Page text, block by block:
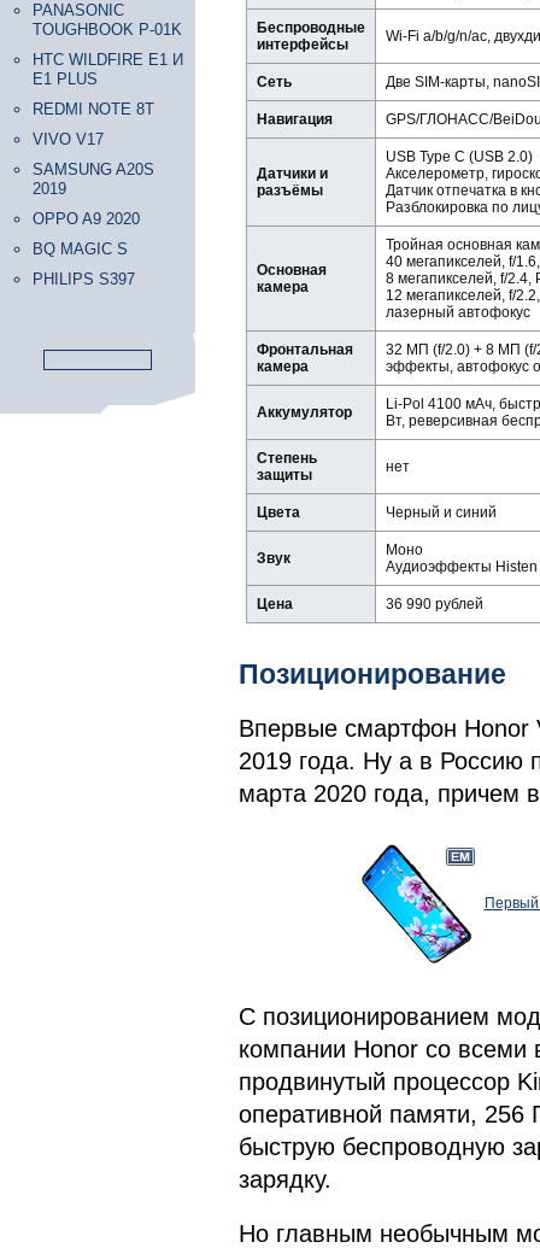
PANASONIC
TOUGHBOOK P-01K
HTC WILDFIRE E1 И
E1 PLUS
REDMI NOTE 8T
VIVO V17
SAMSUNG A20S
2019
OPPO A9 2020
BQ MAGIC S
PHILIPS S397
Беспроводные
интерфейсы
Wi-Fi a/b/g/n/ac,
Сеть Две SIM-карты,
Навигация GPS/ГЛОНАСС/
Датчики и
разъёмы
USB Type C (USB 2.0)
Акселерометр,
Датчик отпечатка в
Разблокировка по
Основная
камера
Тройная основная
40 мегапикселей, f/
8 мегапикселей, f/2.4,
12 мегапикселей, f/
лазерный автофокус
Фронтальная
камера
32 МП (f/2.0) + 8 МП (f/
эффекты, автофокус
Аккумулятор
Li-Pol 4100 мАч,
Вт, реверсивная
Степень
защиты
нет
Цвета Черный и синий
Звук
Моно
Аудиоэффекты Histen
Цена 36 990 рублей
Позиционирование
Впервые смартфон Honor
2019 года. Ну а в Россию
марта 2020 года, причем
Первый
С позиционированием
компании Honor со
продвинутый процессор
оперативной памяти, 256
быструю беспроводную
зарядку.
Но главным необычным